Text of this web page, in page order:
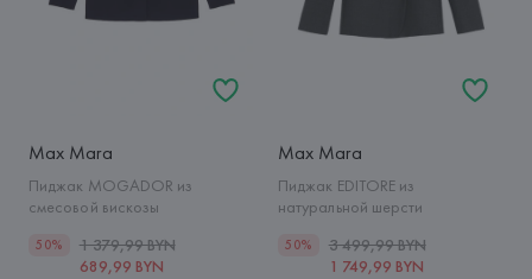
Max Mara
Пиджак MOGADOR из
смесовой вискозы
50%
1 379,99 BYN
689,99 BYN
Max Mara
Пиджак EDITORE из
натуральной шерсти
50%
3 499,99 BYN
1 749,99 BYN